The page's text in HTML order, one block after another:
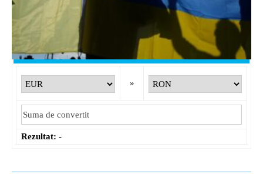
USD: 4,5584 RON
+0,0077 ▲
CHF
: 5,6244 RON
+0,0023 ▲
GBP
+0,0041 ▲
Convertor valutar
»
Rezultat: -